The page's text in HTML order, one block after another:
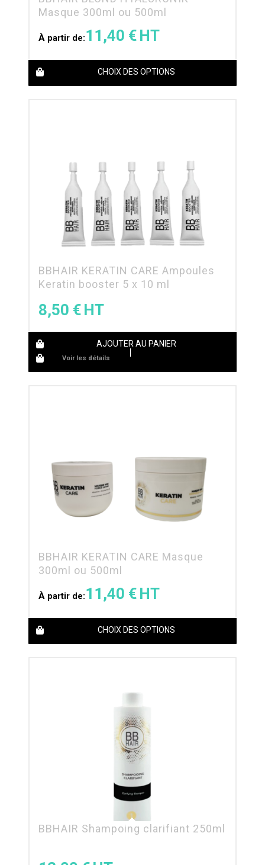
Masque 300ml ou 500ml
À partir de:11,40 €
CHOIX DES OPTIONS
BBHAIR KERATIN CARE Ampoules
Keratin booster 5 x 10 ml
8,50 €
AJOUTER AU PANIER
Voir les détails
BBHAIR KERATIN CARE Masque
300ml ou 500ml
À partir de:11,40 €
CHOIX DES OPTIONS
BBHAIR Shampoing clarifiant 250ml